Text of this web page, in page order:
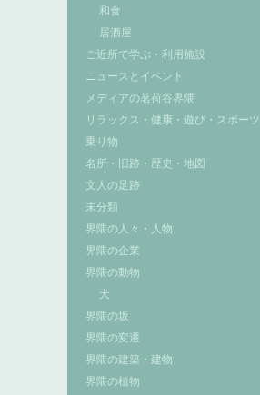
和食
居酒屋
ご近所で学ぶ・利用施設
ニュースとイベント
メディアの茗荷谷界隈
リラックス・健康・遊び・スポーツ
乗り物
名所・旧跡・歴史・地図
文人の足跡
未分類
界隈の人々・人物
界隈の企業
界隈の動物
犬
界隈の坂
界隈の変遷
界隈の建築・建物
界隈の植物